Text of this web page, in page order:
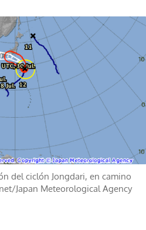
del ciclón Jongdari, en camino
Japan Meteorological Agency